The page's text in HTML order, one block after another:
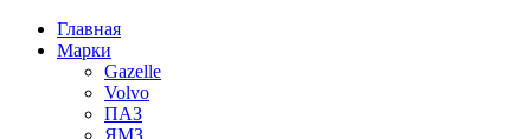
Главная
Марки
Gazelle
Volvo
ПАЗ
ЯМЗ